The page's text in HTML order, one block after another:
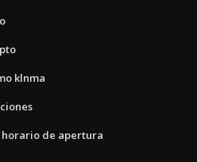
klnma
horario de apertura